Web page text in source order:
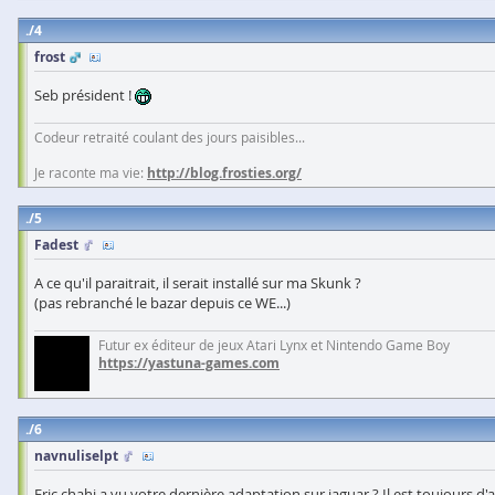
4
frost
Seb président !
Codeur retraité coulant des jours paisibles...
Je raconte ma vie: http://blog.frosties.org/
5
Fadest
A ce qu'il paraitrait, il serait installé sur ma Skunk ?
(pas rebranché le bazar depuis ce WE...)
Futur ex éditeur de jeux Atari Lynx et Nintendo Game Boy
https://yastuna-games.com
6
navnuliselpt